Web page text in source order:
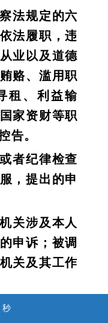
法规定的六
法履职，违
业以及道德
赂、滥用职
租、利益输
家资财等职
告。
者纪律检查
，提出的申
关涉及本人
申诉；被调
关及其工作
诉。
秒